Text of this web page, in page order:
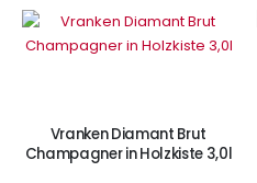
IN DEN WARENKORB
Vranken Diamant Brut
Champagner in Holzkiste 3,0l